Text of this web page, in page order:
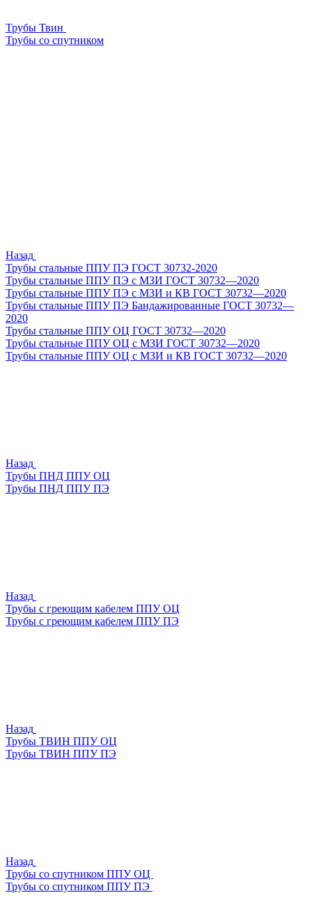
Трубы Твин
Трубы со спутником
Назад
Трубы стальные ППУ ПЭ ГОСТ 30732-2020
Трубы стальные ППУ ПЭ с МЗИ ГОСТ 30732—2020
Трубы стальные ППУ ПЭ с МЗИ и КВ ГОСТ 30732—2020
Трубы стальные ППУ ПЭ Бандажированные ГОСТ 30732—
2020
Трубы стальные ППУ ОЦ ГОСТ 30732—2020
Трубы стальные ППУ ОЦ с МЗИ ГОСТ 30732—2020
Трубы стальные ППУ ОЦ с МЗИ и КВ ГОСТ 30732—2020
Назад
Трубы ПНД ППУ ОЦ
Трубы ПНД ППУ ПЭ
Назад
Трубы с греющим кабелем ППУ ОЦ
Трубы с греющим кабелем ППУ ПЭ
Назад
Трубы ТВИН ППУ ОЦ
Трубы ТВИН ППУ ПЭ
Назад
Трубы со спутником ППУ ОЦ
Трубы со спутником ППУ ПЭ